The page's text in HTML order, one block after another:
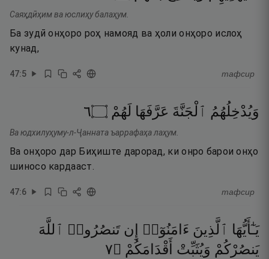
Саяҳдӣҳим ва юслиҳу балаҳум.
Ба зудӣ онҳоро роҳ намояд ва ҳоли онҳоро ислоҳ
кунад,
47:5 тафсир
وَيُدْخِلُهُمُ ٱلْجَنَّةَ عَرَّفَهَا لَهُمْ ۝٦
Ва юдхилуҳуму-л-Ҷанната ъаррафаҳа лаҳум.
Ва онҳоро дар Биҳиште дарорад, ки онро барои онҳо
шиносо кардааст.
47:6 тафсир
يَـٰٓأَيُّهَا ٱلَّذِينَ ءَامَنُوٓا۟ إِن تَنصُرُوا۟ ٱللَّهَ
يَنصُرْكُمْ وَيُثَبِّتْ أَقْدَامَكُمْ ۝٧